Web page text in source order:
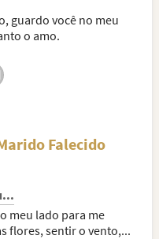
guardo você no meu
o amo.
Falecido
meu lado para me
flores, sentir o vento,...